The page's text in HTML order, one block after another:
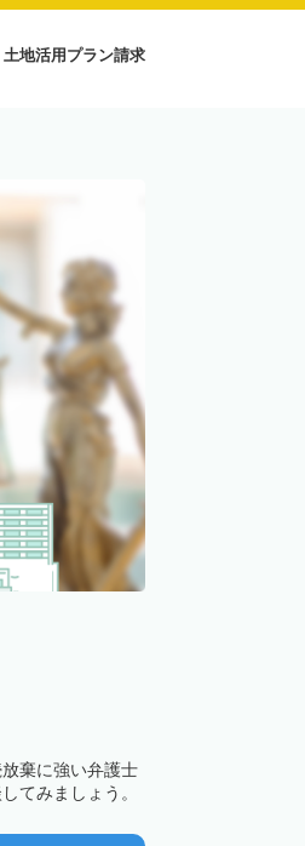
土地活用プラン請求
棄に強い弁護士
てみましょう。